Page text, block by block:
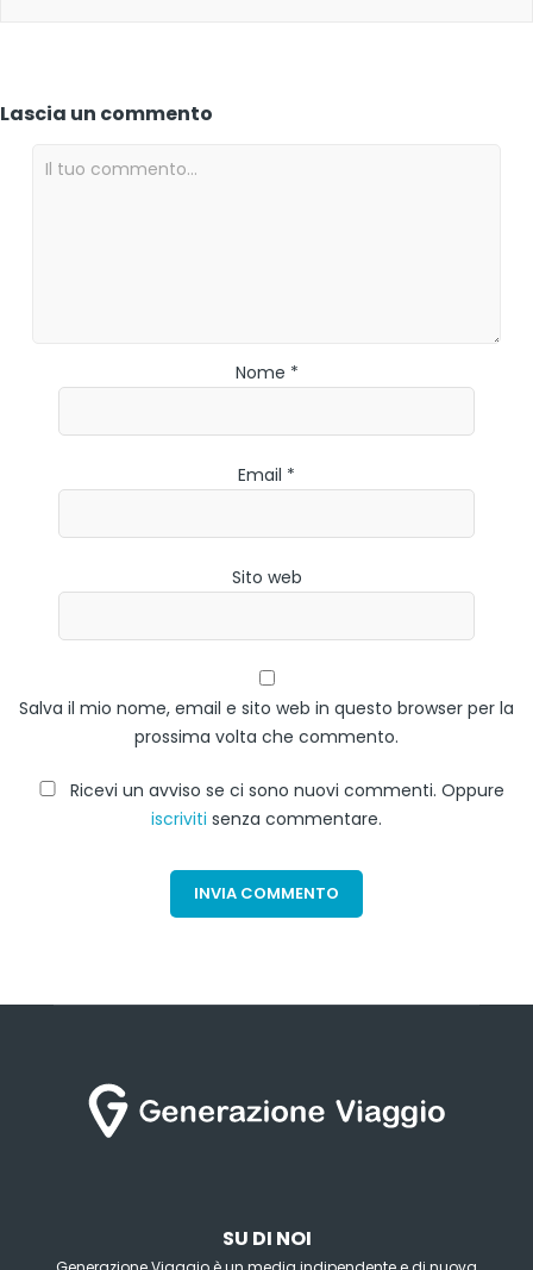
Lascia un commento
Nome *
Email *
Sito web
Salva il mio nome, email e sito web in questo browser per la
prossima volta che commento.
Ricevi un avviso se ci sono nuovi commenti. Oppure
iscriviti senza commentare.
SU DI NOI